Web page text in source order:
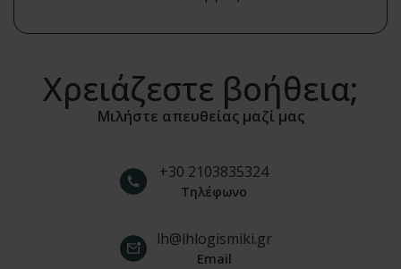
Χρειάζεστε βοήθεια;
Μιλήστε απευθείας μαζί μας
+30 2103835324
Τηλέφωνο
lh@lhlogismiki.gr
Email